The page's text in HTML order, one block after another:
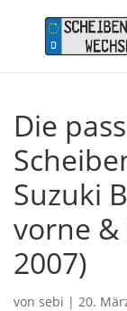
Die
Suzuki
vorne &
2007)
von sebi | 20.